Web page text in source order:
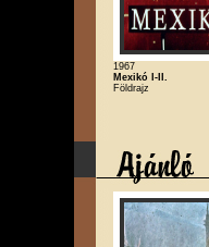
1967
Mexikó I-II.
Földrajz